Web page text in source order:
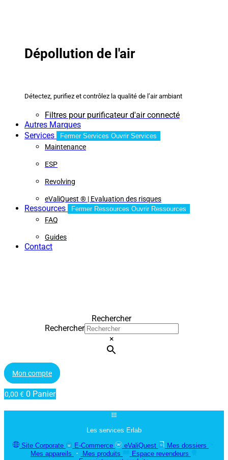
Dépollution de l'air
Détectez, purifiez et contrôlez la qualité de l’air ambiant
Filtres pour purificateur d'air connecté
Autres Marques
Services
Fermer Services Ouvrir Services
Maintenance
ESP
Revolving
eValiQuest ® | Evaluation des risques
Ressources Fermer Ressources Ouvrir Ressources
FAQ
Guides
Contact
Rechercher
Rechercher
×
Mon compte
0,00 € 0 Panier
Les services Erlab
Site Corporate
E-Commerce eValiQuest
Mes dossiers
Mes appareils
Mes produits
Espace revendeurs